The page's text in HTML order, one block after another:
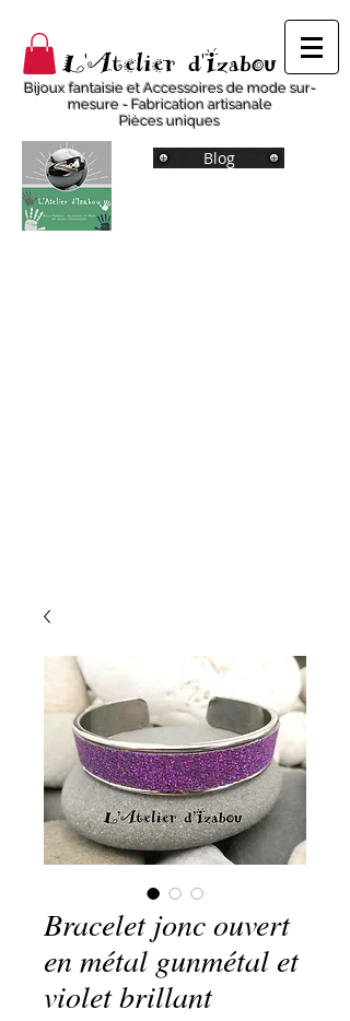
L'Atelier d'Izabou
Bijoux fantaisie et Accessoires de mode sur-
mesure - Fabrication artisanale
Pièces uniques
Blog
Bracelet jonc ouvert
en métal gunmétal et
violet brillant